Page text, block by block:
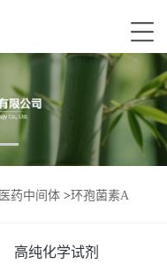
医药中间体 >环孢菌素A
高纯化学试剂